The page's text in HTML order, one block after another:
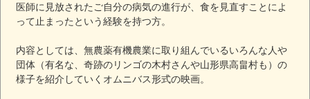
医師に見放されたご自分の病気の進行が、食を見直すことによ
って止まったという経験を持つ方。
内容としては、無農薬有機農業に取り組んでいるいろんな人や
団体（有名な、奇跡のリンゴの木村さんや山形県高畠村も）の
様子を紹介していくオムニバス形式の映画。